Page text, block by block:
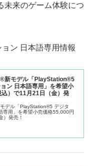
未来のゲーム体験につ
ン 日本語専用情報
新モデル「PlayStation®5
ン 日本語専用」を希望小
）で11月21日（金）発
デル「PlayStation®5 デジタ
専用」を希望小売価格55,000円
）発売！